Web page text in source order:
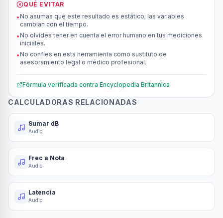
QUÉ EVITAR
• No asumas que este resultado es estático; las variables
cambian con el tiempo.
• No olvides tener en cuenta el error humano en tus mediciones
iniciales.
• No confíes en esta herramienta como sustituto de
asesoramiento legal o médico profesional.
Fórmula verificada contra Encyclopedia Britannica
CALCULADORAS RELACIONADAS
Sumar dB
Audio
Frec a Nota
Audio
Latencia
Audio